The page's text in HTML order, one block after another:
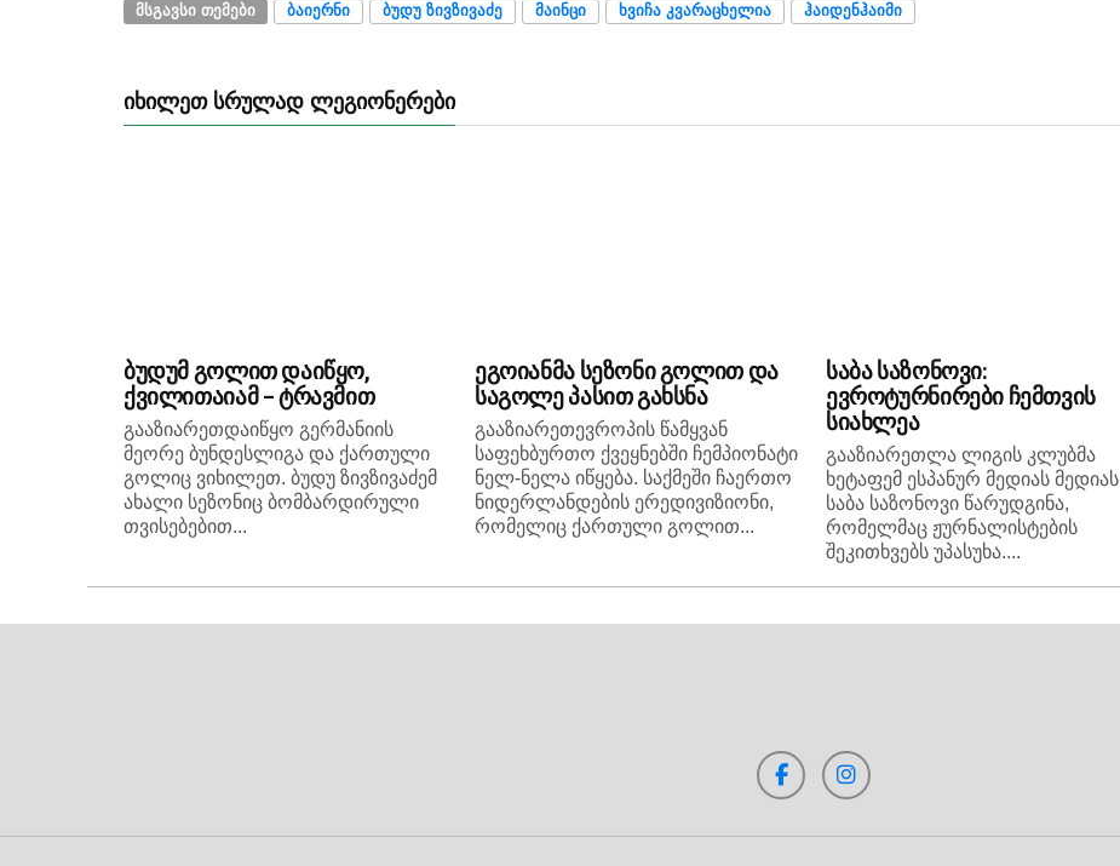
ᲛᲡᲒᲐᲕᲡᲘ ᲗᲔᲛᲔᲑᲘ ᲑᲐᲘᲔᲠᲜᲘ ᲑᲣᲓᲣ ᲖᲘᲕᲖᲘᲕᲐᲫᲔ ᲛᲐᲘᲜᲪᲘ ᲮᲕᲘᲩᲐ ᲙᲕᲐᲠᲐᲪᲮᲔᲚᲘᲐ ᲰᲐᲘᲓᲔᲜᲰᲐᲘᲛᲘ
ᲘᲮᲘᲚᲔᲗ ᲡᲠᲣᲚᲐᲓ ᲚᲔᲒᲘᲝᲜᲔᲠᲔᲑᲘ
ბუდუმ გოლით დაიწყო,
ქვილითაიამ – ტრავმით
გააზიარეთდაიწყო გერმანიის
მეორე ბუნდესლიგა და ქართული
გოლიც ვიხილეთ. ბუდუ ზივზივაძემ
ახალი სეზონიც ბომბარდირული
თვისებებით...
ეგოიანმა სეზონი გოლით და
საგოლე პასით გახსნა
გააზიარეთევროპის წამყვან
საფეხბურთო ქვეყნებში ჩემპიონატი
ნელ-ნელა იწყება. საქმეში ჩაერთო
ნიდერლანდების ერედივიზიონი,
რომელიც ქართული გოლით...
საბა საზონოვი:
ევროტურნირები ჩემთვის
სიახლეა
გააზიარეთლა ლიგის კლუბმა
ხეტაფემ ესპანურ მედიას მედიას
საბა საზონოვი წარუდგინა,
რომელმაც ჟურნალისტების
შეკითხვებს უპასუხა....